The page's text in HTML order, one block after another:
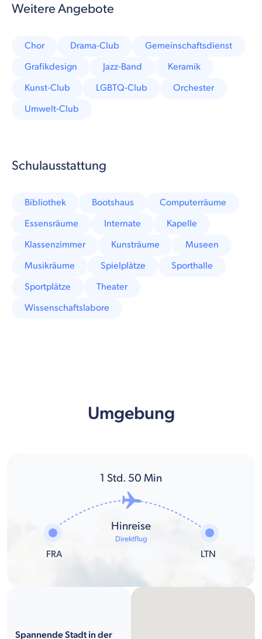
Weitere Angebote
Chor Drama-Club
Gemeinschaftsdienst
Grafikdesign
Jazz-Band
Keramik
Kunst-Club
LGBTQ-Club
Orchester
Umwelt-Club
Schulausstattung
Bibliothek Bootshaus
Computerräume
Essensräume
Internate
Kapelle
Klassenzimmer
Kunsträume
Museen
Musikräume
Spielplätze
Sporthalle
Sportplätze
Theater
Wissenschaftslabore
Umgebung
1 Std. 50 Min
FRA
Hinreise
Direktflug
LTN
Spannende Stadt in der